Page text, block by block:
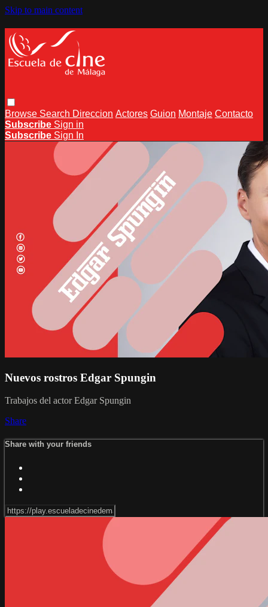
Skip to main content
Browse Search Direccion Actores Guion Montaje Contacto
Subscribe Sign in
Subscribe Sign In
Nuevos rostros Edgar Spungin
Trabajos del actor Edgar Spungin
Share
Share with your friends